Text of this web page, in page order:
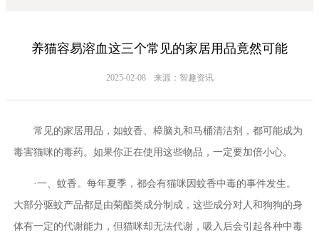
养猫容易溶血这三个常见的家居用品竟然可能
2025-02-08 来源：智趣资讯
常见的家居用品，如蚊香、樟脑丸和马桶清洁剂，都可能成为
毒害猫咪的毒药。如果你正在使用这些物品，一定要加倍小心。
·一、蚊香。每年夏季，都会有猫咪因蚊香中毒的事件发生。
大部分驱蚊产品都是由菊酯类成分制成，这些成分对人和狗狗的身
体有一定的代谢能力，但猫咪却无法代谢，吸入后会引起各种中毒